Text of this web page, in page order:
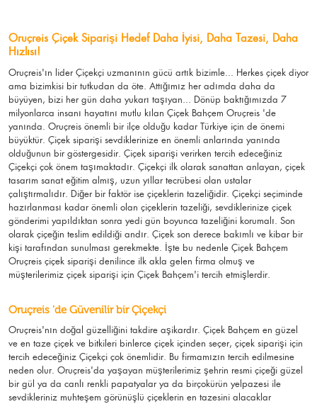
Oruçreis Çiçek Siparişi Hedef Daha İyisi, Daha Tazesi, Daha
Hızlısı!
Oruçreis'ın lider Çiçekçi uzmanının gücü artık bizimle... Herkes çiçek diyor
ama bizimkisi bir tutkudan da öte. Attığımız her adımda daha da
büyüyen, bizi her gün daha yukarı taşıyan... Dönüp baktığımızda 7
milyonlarca insanı hayatını mutlu kılan Çiçek Bahçem Oruçreis 'de
yanında. Oruçreis önemli bir ilçe olduğu kadar Türkiye için de önemi
büyüktür. Çiçek siparişi sevdiklerinize en önemli anlarında yanında
olduğunun bir göstergesidir. Çiçek siparişi verirken tercih edeceğiniz
Çiçekçi çok önem taşımaktadır. Çiçekçi ilk olarak sanattan anlayan, çiçek
tasarım sanat eğitim almış, uzun yıllar tecrübesi olan ustalar
çalıştırmalıdır. Diğer bir faktör ise çiçeklerin tazeliğidir. Çiçekçi seçiminde
hazırlanması kadar önemli olan çiçeklerin tazeliği, sevdiklerinize çiçek
gönderimi yapıldıktan sonra yedi gün boyunca tazeliğini korumalı. Son
olarak çiçeğin teslim edildiği andır. Çiçek son derece bakımlı ve kibar bir
kişi tarafından sunulması gerekmekte. İşte bu nedenle Çiçek Bahçem
Oruçreis çiçek siparişi denilince ilk akla gelen firma olmuş ve
müşterilerimiz çiçek siparişi için Çiçek Bahçem'i tercih etmişlerdir.
Oruçreis 'de Güvenilir bir Çiçekçi
Oruçreis'nın doğal güzelliğini takdire aşikardır. Çiçek Bahçem en güzel
ve en taze çiçek ve bitkileri binlerce çiçek içinden seçer, çiçek siparişi için
tercih edeceğiniz Çiçekçi çok önemlidir. Bu firmamızın tercih edilmesine
neden olur. Oruçreis'da yaşayan müşterilerimiz şehrin resmi çiçeği güzel
bir gül ya da canlı renkli papatyalar ya da birçokürün yelpazesi ile
sevdikleriniz muhteşem görünüşlü çiçeklerin en tazesini alacaklar